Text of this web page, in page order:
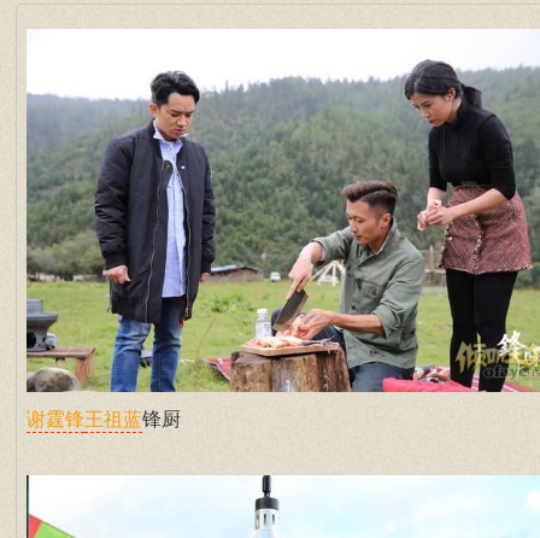
谢霆锋王祖蓝锋厨